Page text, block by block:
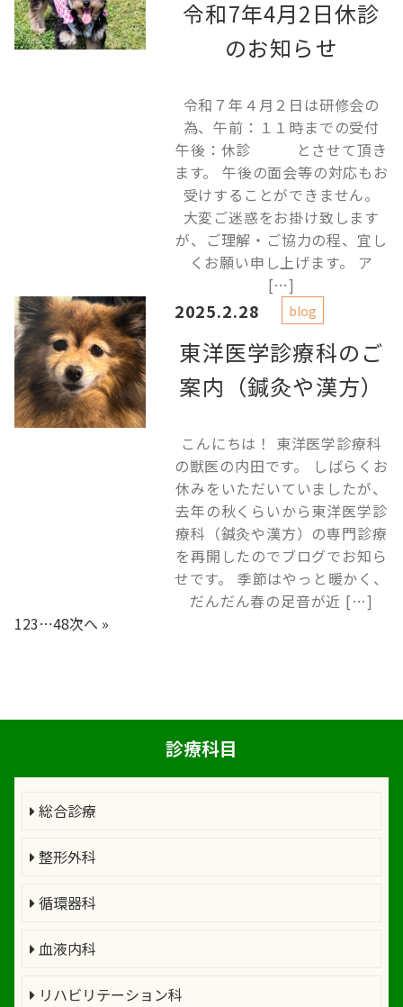
令和7年4月2日休診
のお知らせ
令和７年４月２日は研修会の
為、午前：１１時までの受付
午後：休診 とさせて頂き
ます。 午後の面会等の対応もお
受けすることができません。
大変ご迷惑をお掛け致します
が、ご理解・ご協力の程、宜し
くお願い申し上げます。 ア
[…]
東洋医学診療科のご
案内（鍼灸や漢方）
2025.2.28 blog
こんにちは！ 東洋医学診療科
の獣医の内田です。 しばらくお
休みをいただいていましたが、
去年の秋くらいから東洋医学診
療科（鍼灸や漢方）の専門診療
を再開したのでブログでお知ら
せです。 季節はやっと暖かく、
だんだん春の足音が近 […]
123…48次へ »
診療科目
総合診療
整形外科
循環器科
血液内科
リハビリテーション科